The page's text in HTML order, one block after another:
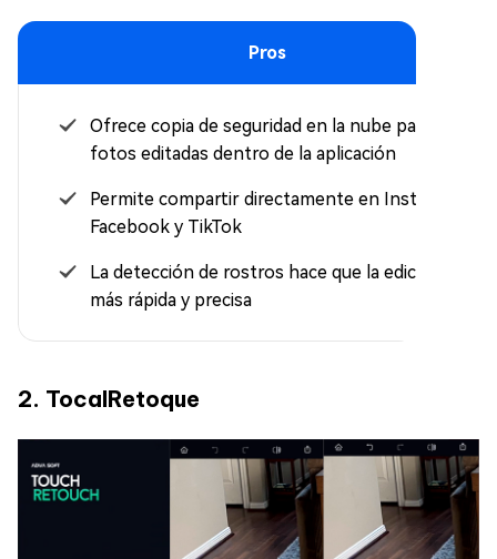
Pros
Ofrece copia de seguridad en la nube para
fotos editadas dentro de la aplicación
Permite compartir directamente en Instagram,
Facebook y TikTok
La detección de rostros hace que la edición sea
más rápida y precisa
2. TocalRetoque